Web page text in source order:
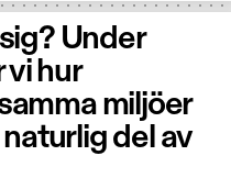
Under
hur
miljöer
del av